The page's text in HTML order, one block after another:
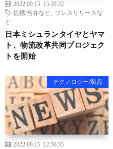
2022.09.15 15:30:32
提携/合弁など
プレスリリースな
ど
日本ミシュランタイヤとヤマ
ト、物流改革共同プロジェク
トを開始
テクノロジー/製品
2022.09.15 12:56:55